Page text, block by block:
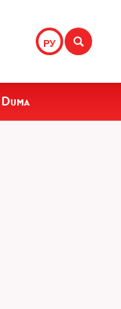
РУ
Duma